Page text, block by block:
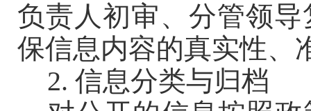
负责人初审、分管领
保信息内容的真实性、
2. 信息分类与归档